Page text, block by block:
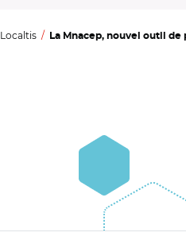
Localtis La Mnacep, nouvel outil